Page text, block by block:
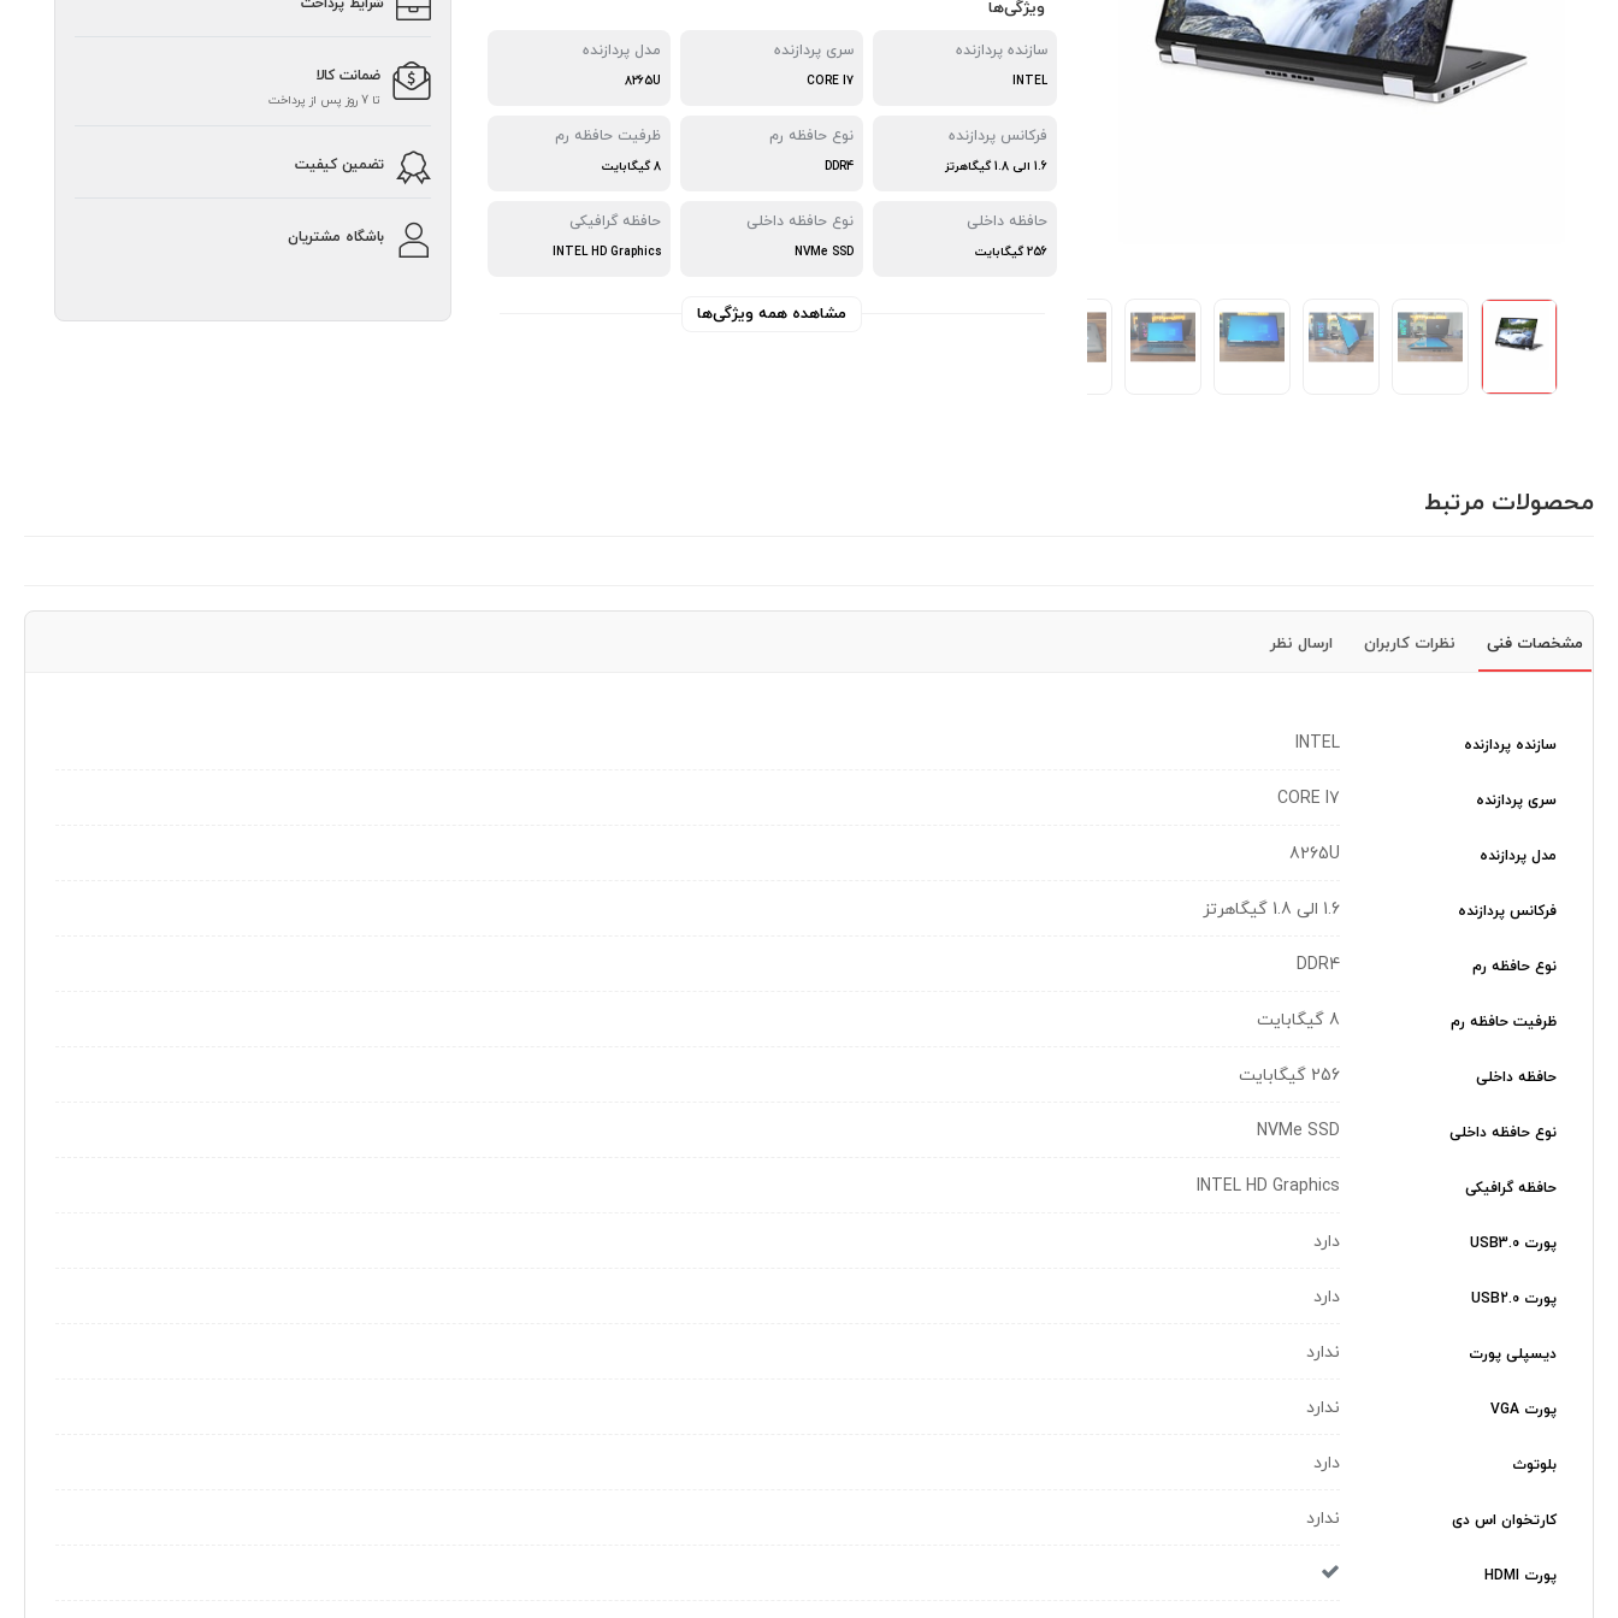
ویژگی‌ها
سازنده پردازنده
INTEL
سری پردازنده
CORE I7
مدل پردازنده
8265U
فرکانس پردازنده
1.6 الی 1.8 گیگاهرتز
نوع حافظه رم
DDR4
ظرفیت حافظه رم
8 گیگابایت
حافظه داخلی
256 گیگابایت
نوع حافظه داخلی
NVMe SSD
حافظه گرافیکی
INTEL HD Graphics
مشاهده همه ویژگی‌ها
ضمانت کالا
تا 7 روز پس از پرداخت
تضمین کیفیت
باشگاه مشتریان
محصولات مرتبط
مشخصات فنی نظرات کاربران ارسال نظر
سازنده پردازنده INTEL
سری پردازنده CORE I7
مدل پردازنده 8265U
فرکانس پردازنده 1.6 الی 1.8 گیگاهرتز
نوع حافظه رم DDR4
ظرفیت حافظه رم 8 گیگابایت
حافظه داخلی 256 گیگابایت
نوع حافظه داخلی NVMe SSD
حافظه گرافیکی INTEL HD Graphics
پورت USB3.0 دارد
پورت USB2.0 دارد
دیسپلی پورت ندارد
پورت VGA ندارد
بلوتوث دارد
کارتخوان اس دی ندارد
پورت HDMI